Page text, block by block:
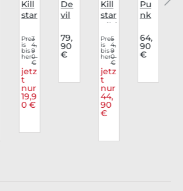
Kill
star
dy
Viol
ent
a
Pre
is
bis
her
3
4,
9
0
€
jetz
t
nur
19,9
0 €
De
vil
hio
n
We
79,
90
€
Kill
star
Kihi
list
Top
Nyx
ian
Pre
is
bis
her
5
4,
9
0
€
jetz
t
nur
44,
90
€
Pu
nk
e
We
ste
64,
90
€